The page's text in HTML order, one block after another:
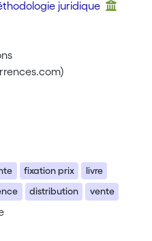
juridique
fixation prix
livre
distribution vente